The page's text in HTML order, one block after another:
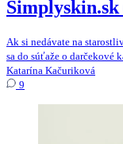
Simplyskin.sk
Ak si nedávate na
sa do súťaže o darčekové
Katarína Kačuriková
9